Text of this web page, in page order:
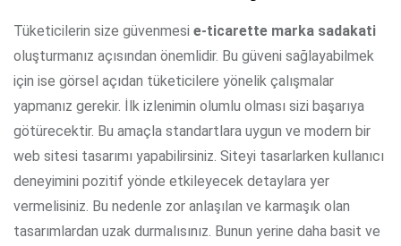
Tüketicilerin size güvenmesi e-ticarette marka sadakati
oluşturmanız açısından önemlidir. Bu güveni sağlayabilmek
için ise görsel açıdan tüketicilere yönelik çalışmalar
yapmanız gerekir. İlk izlenimin olumlu olması sizi başarıya
götürecektir. Bu amaçla standartlara uygun ve modern bir
web sitesi tasarımı yapabilirsiniz. Siteyi tasarlarken kullanıcı
deneyimini pozitif yönde etkileyecek detaylara yer
vermelisiniz. Bu nedenle zor anlaşılan ve karmaşık olan
tasarımlardan uzak durmalısınız. Bunun yerine daha basit ve